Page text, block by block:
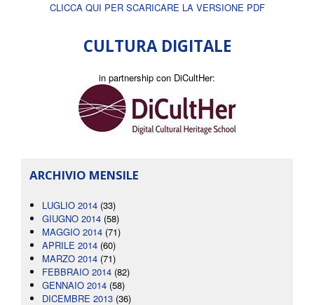
CLICCA QUI PER SCARICARE LA VERSIONE PDF
CULTURA DIGITALE
in partnership con DiCultHer:
ARCHIVIO MENSILE
LUGLIO 2014 (33)
GIUGNO 2014 (58)
MAGGIO 2014 (71)
APRILE 2014 (60)
MARZO 2014 (71)
FEBBRAIO 2014 (82)
GENNAIO 2014 (58)
DICEMBRE 2013 (36)